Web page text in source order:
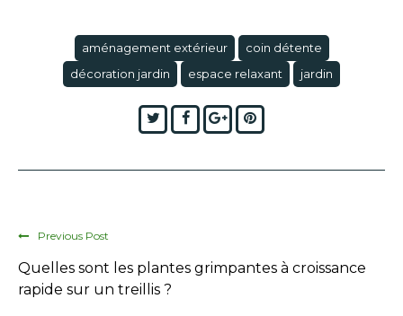
aménagement extérieur
coin détente
décoration jardin
espace relaxant jardin
TwitterFacebook
Google+Pinterest
Previous Post
Quelles sont les plantes grimpantes à croissance
rapide sur un treillis ?